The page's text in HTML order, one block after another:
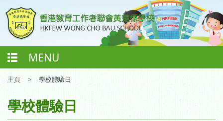
MENU
主頁 > 學校體驗日
學校體驗日